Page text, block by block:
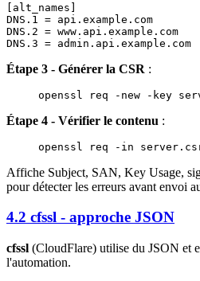
[alt_names]
DNS.1 = api.example.com
DNS.2 = www.api.example.com
Étape 3 - Générer la CSR :
openssl req -new -key
Étape 4 - Vérifier le contenu :
openssl req -in
Affiche Subject, SAN, Key Usage,
pour détecter les erreurs avant envoi
4.2 cfssl - approche JSON
cfssl (CloudFlare) utilise du JSON et
l'automation.